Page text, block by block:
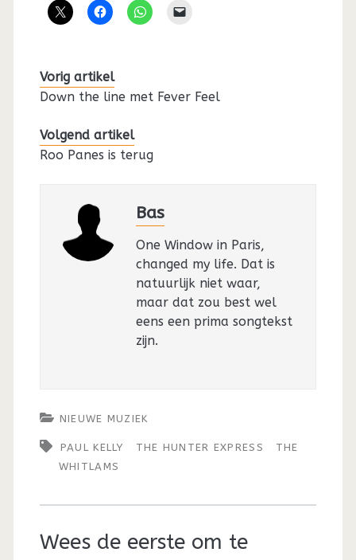
Vorig artikel
Down the line met Fever Feel
Volgend artikel
Roo Panes is terug
Bas
One Window in Paris,
changed my life. Dat is
natuurlijk niet waar,
maar dat zou best wel
eens een prima songtekst
zijn.
NIEUWE MUZIEK
PAUL KELLY THE HUNTER EXPRESS
THE
WHITLAMS
Wees de eerste om te